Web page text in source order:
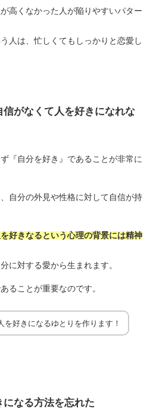
高くなかった人が陥りやすいパター
人は、忙しくてもしっかりと恋愛し
信がなくて人を好きになれな
『自分を好き』であることが非常に
自分の外見や性格に対して自信が持
好きなるという心理の背景には精神
に対する愛から生まれます。
ることが重要なのです。
を好きになるゆとりを作ります！
なる方法を忘れた